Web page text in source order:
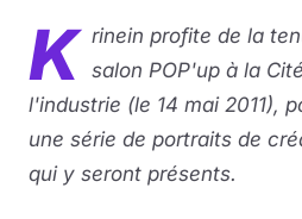
K rinein profite de la
salon POP'up à la
l'industrie (le 14 mai 2011),
une série de portraits de
qui y seront présents.